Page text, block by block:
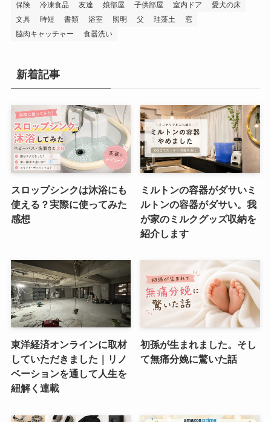
保険
冷凍食品 友達 娘部屋 子供部屋 室内ドア
愛犬の床
文具
時短 書類 浴室 照明 父 珪藻土
窓
脇肉キャッチャー
食器洗い
新着記事
スロップシンクは沐浴にも
使える？実際に使ってみた
感想
ミルトンの容器がダサいミ
ルトンの容器がダサい。我
が家のミルクグッズ収納を
紹介します
東洋経済オンラインに取材
していただきました｜リノ
ベーションを通して人生を
紐解く連載
初孫が生まれました。そし
て無痛分娩に驚いた話